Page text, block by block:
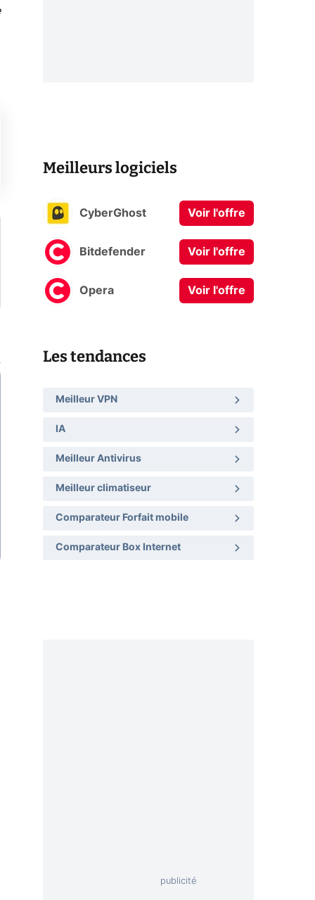
Meilleurs logiciels
CyberGhost Voir l'offre
Bitdefender Voir l'offre
Opera Voir l'offre
Les tendances
Meilleur VPN
IA
Meilleur Antivirus
Meilleur climatiseur
Comparateur Forfait mobile
Comparateur Box Internet